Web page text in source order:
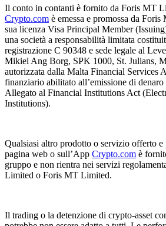
Il conto in contanti è fornito da Foris MT
Crypto.com è emessa e promossa da
sua licenza Visa Principal Member
una società a responsabilità limitata
registrazione C 90348 e sede legale al
Mikiel Ang Borg, SPK 1000, St. Julians,
autorizzata dalla Malta Financial Services
finanziario abilitato all’emissione di
Allegato al Financial Institutions Act
Institutions).
Qualsiasi altro prodotto o servizio offerto e
pagina web o sull’App Crypto.com è
gruppo e non rientra nei servizi
Limited o Foris MT Limited.
Il trading o la detenzione di crypto-asset